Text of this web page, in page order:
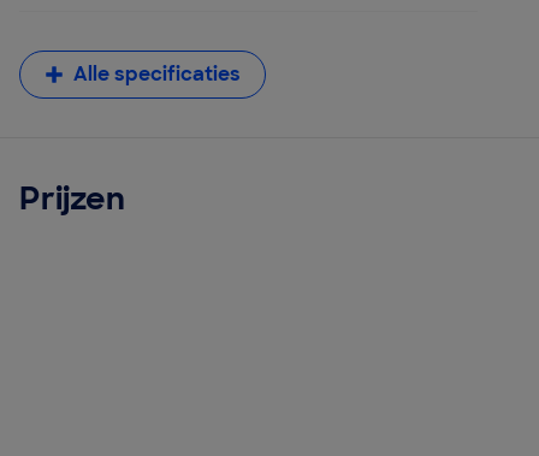
Alle specificaties
Prijzen